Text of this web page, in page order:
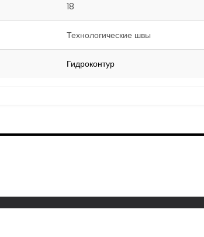
18
Технологические швы
Гидроконтур